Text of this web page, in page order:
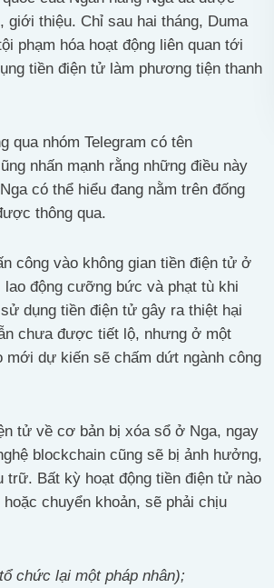
giới thiệu. Chỉ sau hai tháng, Duma
phạm hóa hoạt động liên quan tới
tiền điện tử làm phương tiện thanh
qua nhóm Telegram có tên
nhấn mạnh rằng những điều này
có thể hiểu đang nằm trên đống
thông qua.
công vào không gian tiền điện tử ở
động cưỡng bức và phạt tù khi
dụng tiền điện tử gây ra thiệt hại
chưa được tiết lộ, nhưng ở một
mới dự kiến sẽ chấm dứt ngành công
tử về cơ bản bị xóa sổ ở Nga, ngay
blockchain cũng sẽ bị ảnh hưởng,
trữ. Bất kỳ hoạt động tiền điện tử nào
chuyển khoản, sẽ phải chịu
chức lại một pháp nhân);